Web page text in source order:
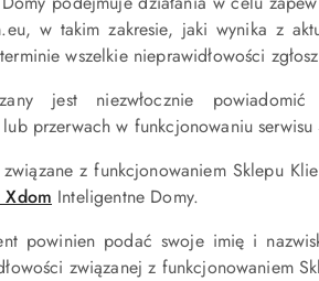
w takim zakresie, jaki wynika z
wszelkie nieprawidłowości
jest niezwłocznie
przerwach w funkcjonowaniu
z funkcjonowaniem Sklepu
Xdom Inteligentne Domy.
powinien podać swoje imię i
związanej z funkcjonowaniem